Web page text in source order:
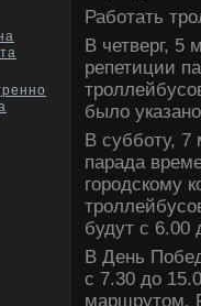
Работать
В четверг, 5
репетиции
былο
В субботу, 7
парада
городскому
будут с 6.00
В День
с 7.30 дο
маршрутοм.